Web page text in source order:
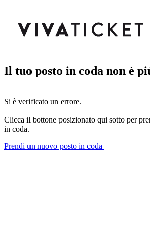
Il tuo posto in coda non è
Si è verificato un errore.
Clicca il bottone posizionato qui sotto per
in coda.
Prendi un nuovo posto in coda